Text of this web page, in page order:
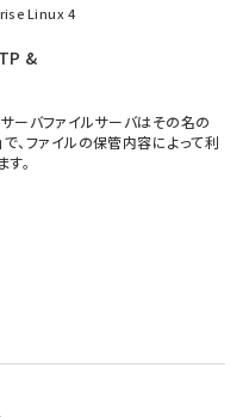
Linux 4
&
ーバファイルサーバはその名の
で、ファイルの保管内容によって利
。